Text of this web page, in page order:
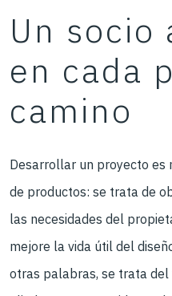
Un socio
en cada
camino
Desarrollar un proyecto es
de productos: se trata de
las necesidades del
mejore la vida útil del
otras palabras, se trata